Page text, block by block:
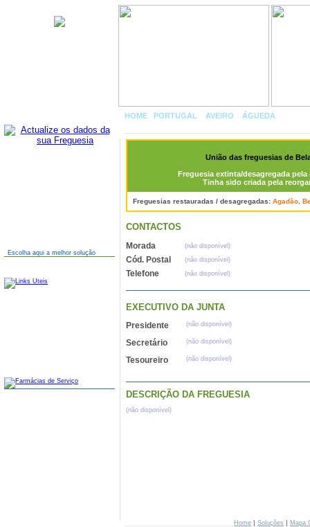
Escolha aqui a melhor solução
HOME PORTUGAL AVEIRO ÁGUEDA
União das freguesias de
Freguesia extinta/desagregada pela
Tinha sido criada pela
Freguesias restauradas / desagregadas: Agadão
CONTACTOS
Morada (não disponível)
Cód. Postal (não disponível)
Telefone (não disponível)
EXECUTIVO DA JUNTA
Presidente (não disponível)
Secretário (não disponível)
Tesoureiro (não disponível)
DESCRIÇÃO DA FREGUESIA
(não disponível)
Home | Soluções | Mapa